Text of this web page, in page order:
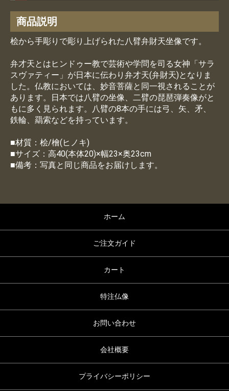
商品説明
桧から手彫りで彫り上げられた八臂弁財天坐像です。
弁才天とはヒンドゥー教で芸術や学問を司る女神「サラ
スヴァティー」が日本に伝わり弁才天(弁財天)となりま
した。仏教においては、妙音菩薩と同一視されることが
あります。日本では八臂の坐像、二臂の琵琶弾奏像がと
もに多く見られます。八臂の8本の手には弓、矢、矛、
鉄輪、羂索などを持っています。
■材質：桧/檜(ヒノキ)
■サイズ：高40(本体20)×幅23×奥23cm
■備考：写真と同じ商品をお届けします。
ホーム
ご注文ガイド
カート
特注仏像
お問い合わせ
会社概要
プライバシーポリシー